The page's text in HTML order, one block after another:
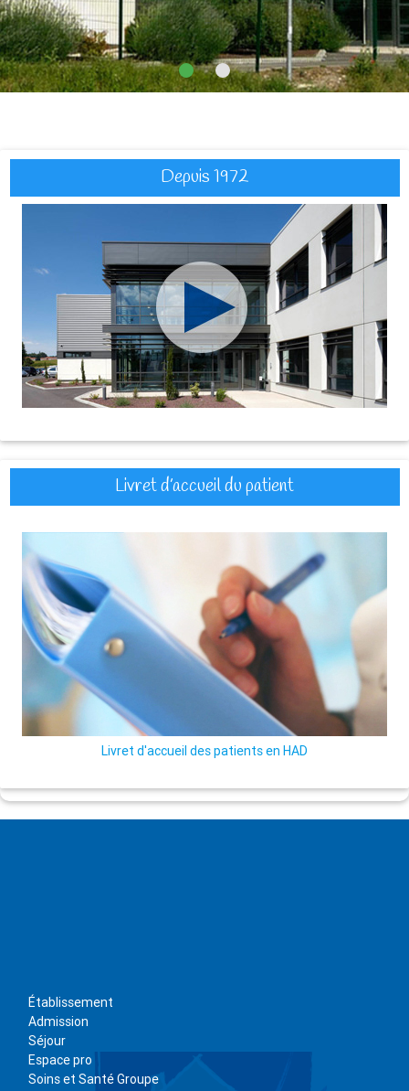
Depuis 1972
Livret d’accueil du patient
Livret d'accueil des patients en HAD
Établissement
Admission
Séjour
Espace pro
Soins et Santé Groupe